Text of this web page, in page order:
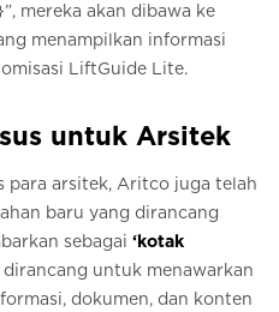
mereka akan dibawa ke
menampilkan informasi
LiftGuide Lite.
untuk Arsitek
para arsitek, Aritco juga telah
baru yang dirancang
sebagai ‘kotak
untuk menawarkan
dokumen, dan konten